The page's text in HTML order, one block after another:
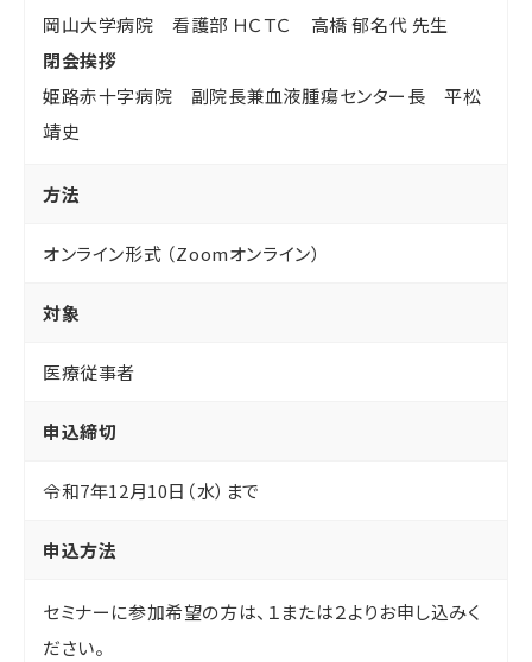
岡山大学病院 看護部 ＨＣＴＣ 高橋 郁名代 先生
閉会挨拶
姫路赤十字病院 副院長兼血液腫瘍センター長 平松
靖史
方法
オンライン形式 （Zoomオンライン）
対象
医療従事者
申込締切
令和7年12月10日（水）まで
申込方法
セミナーに参加希望の方は、１または２よりお申し込みく
ださい。